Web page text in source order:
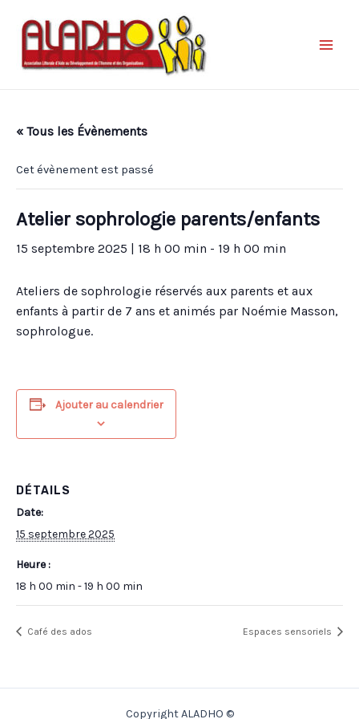
« Tous les Évènements
Cet évènement est passé
Atelier sophrologie parents/enfants
15 septembre 2025 | 18 h 00 min - 19 h 00 min
Ateliers de sophrologie réservés aux parents et aux
enfants à partir de 7 ans et animés par Noémie Masson,
sophrologue.
Ajouter au calendrier
DÉTAILS
Date:
15 septembre 2025
Heure :
18 h 00 min - 19 h 00 min
Café des ados Espaces sensoriels
Copyright ALADHO ©